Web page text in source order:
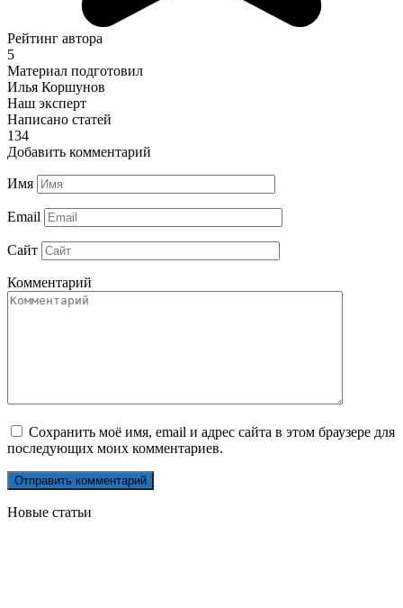
Рейтинг автора
5
Материал подготовил
Илья Коршунов
Наш эксперт
Написано статей
134
Добавить комментарий
Имя
Email
Сайт
Комментарий
Сохранить моё имя, email и адрес сайта в этом браузере для
последующих моих комментариев.
Новые статьи